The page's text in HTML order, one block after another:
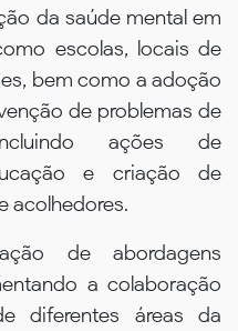
da saúde mental em
escolas, locais de
bem como a adoção
de problemas de
ações de
e criação de
acolhedores.
de abordagens
a colaboração
diferentes áreas da